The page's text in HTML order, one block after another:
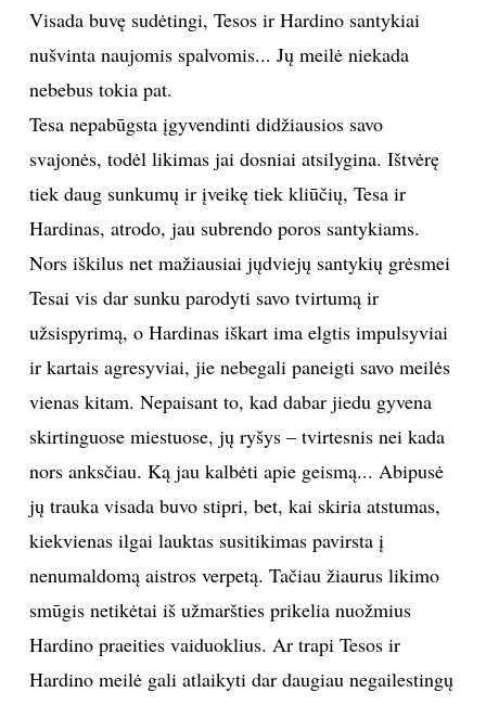
RECEPTAI
NELAIMĖS
KONTAKTAI
PRIVATUMO POLITIKA
Sekite mus:
PRENUMERUOK
NAUJIENLAIŠKĮ
Prenumeruodami portalą,
Jūs sutinkate su
Visada buvę sudėtingi, Tesos ir Hardino santykiai
nušvinta naujomis spalvomis... Jų meilė niekada
nebebus tokia pat.
Tesa nepabūgsta įgyvendinti didžiausios savo
svajonės, todėl likimas jai dosniai atsilygina. Ištvėrę
tiek daug sunkumų ir įveikę tiek kliūčių, Tesa ir
Hardinas, atrodo, jau subrendo poros santykiams.
Nors iškilus net mažiausiai jųdviejų santykių grėsmei
Tesai vis dar sunku parodyti savo tvirtumą ir
užsispyrimą, o Hardinas iškart ima elgtis impulsyviai
ir kartais agresyviai, jie nebegali paneigti savo meilės
vienas kitam. Nepaisant to, kad dabar jiedu gyvena
skirtinguose miestuose, jų ryšys – tvirtesnis nei kada
nors anksčiau. Ką jau kalbėti apie geismą... Abipusė
jų trauka visada buvo stipri, bet, kai skiria atstumas,
kiekvienas ilgai lauktas susitikimas pavirsta į
nenumaldomą aistros verpetą. Tačiau žiaurus likimo
smūgis netikėtai iš užmaršties prikelia nuožmius
Hardino praeities vaiduoklius. Ar trapi Tesos ir
Hardino meilė gali atlaikyti dar daugiau negailestingų